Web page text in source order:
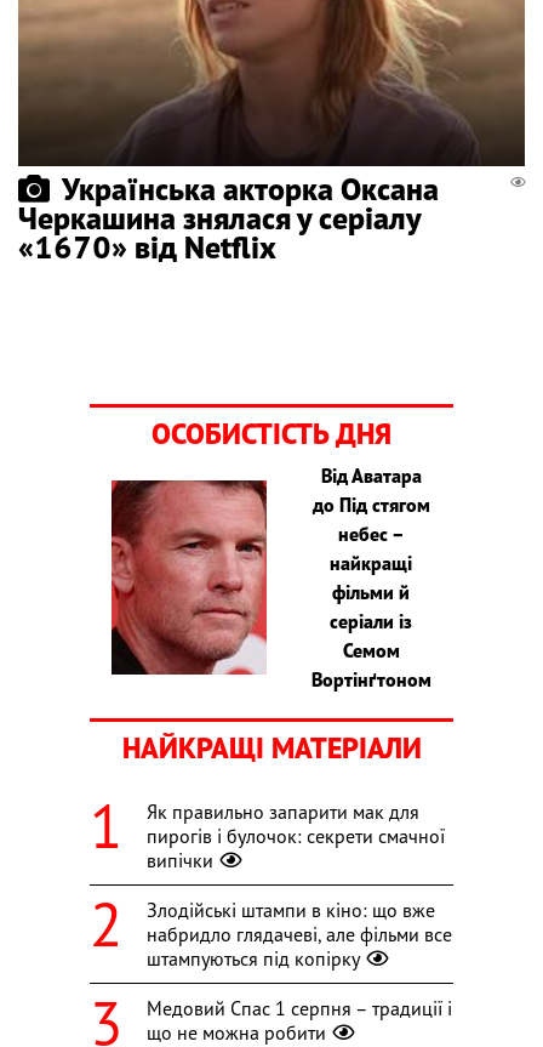
Українська акторка Оксана
Черкашина знялася у серіалу
«1670» від Netflix
ОСОБИСТІСТЬ ДНЯ
Від Аватара
до Під стягом
небес –
найкращі
фільми й
серіали із
Семом
Вортінґтоном
НАЙКРАЩІ МАТЕРІАЛИ
Як правильно запарити мак для
пирогів і булочок: секрети смачної
випічки
Злодійські штампи в кіно: що вже
набридло глядачеві, але фільми все
штампуються під копірку
Медовий Спас 1 серпня – традиції і
що не можна робити